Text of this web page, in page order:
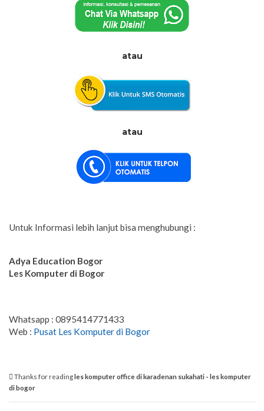
atau
atau
Untuk Informasi lebih lanjut bisa menghubungi :
Adya Education Bogor
Les Komputer di Bogor
Whatsapp : 0895414771433
Web : Pusat Les Komputer di Bogor
Thanks for readingles komputer office di karadenan sukahati - les komputer
di bogor